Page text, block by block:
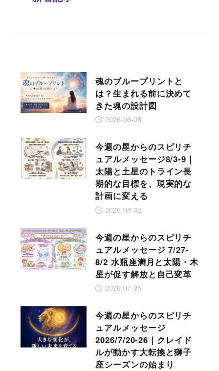
魂のブループリントと
は？生まれる前に決めて
きた魂の設計図
2026-06-08
今週の星からのスピリチ
ュアルメッセージ8/3-9｜
太陽と土星のトライン長
期的な目標を、現実的な
計画に変える
2026-08-02
今週の星からのスピリチ
ュアルメッセージ 7/27-
8/2 水瓶座満月と太陽・木
星が促す解放と自己変革
2026-07-25
今週の星からのスピリチ
ュアルメッセージ
2026/7/20-26｜クレイド
ルが動かす大転換と獅子
座シーズンの始まり